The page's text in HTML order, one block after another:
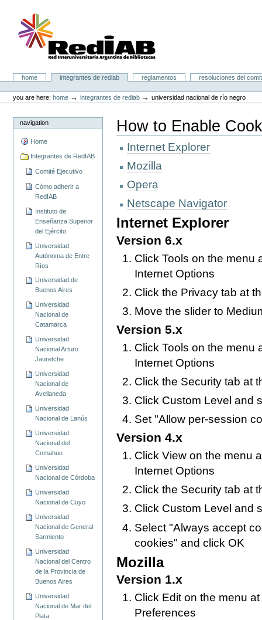
content.
Portal RedIAB
Sectionshome integrantes de rediab reglamentos
resoluciones del
tools
you are here: home →integrantes de rediab →universidad nacional de río negro
navigation
Home
Integrantes de RedIAB
Comité Ejecutivo
Cómo adherir a
RedIAB
Instituto de
Enseñanza Superior
del Ejército
Universidad
Autónoma de Entre
Ríos
Universidad de
Buenos Aires
Universidad
Nacional de
Catamarca
Universidad
Nacional Arturo
Jauretche
Universidad
Nacional de
Avellaneda
Universidad
Nacional de Lanús
Universidad
Nacional del
Comahue
Universidad
Nacional de Córdoba
Universidad
Nacional de Cuyo
Universidad
Nacional de General
Sarmiento
Universidad
Nacional del Centro
de la Provincia de
Buenos Aires
Universidad
Nacional de Mar del
Plata
How to Enable
Internet Explorer
Mozilla
Opera
Netscape Navigator
Internet Explorer
Version 6.x
Click Tools on the menu
Internet Options
Click the Privacy tab at
Move the slider to
Version 5.x
Click Tools on the menu
Internet Options
Click the Security tab at
Click Custom Level and
Set "Allow per-session
Version 4.x
Click View on the menu
Internet Options
Click the Security tab at
Click Custom Level and
Select "Always accept
cookies" and click OK
Mozilla
Version 1.x
Click Edit on the menu
Preferences